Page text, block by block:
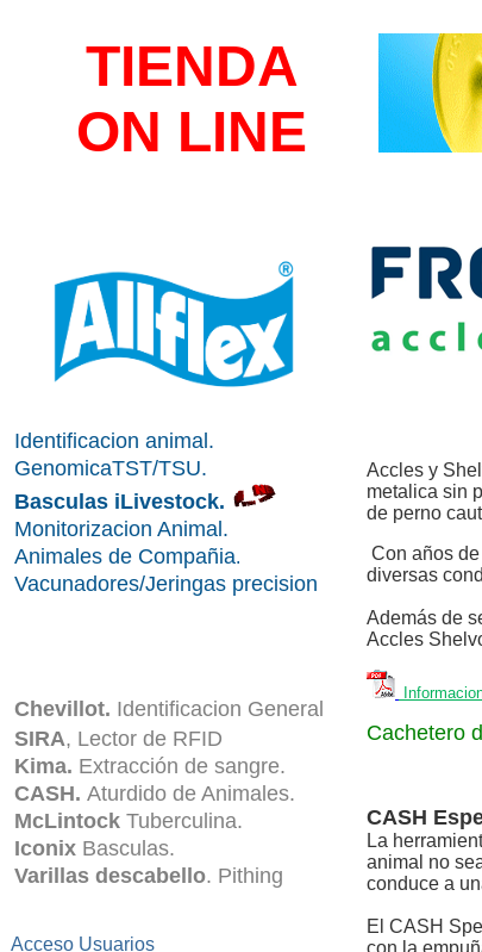
TIENDA
ON LINE
Identificacion animal.
GenomicaTST/TSU.
Basculas iLivestock.
Monitorizacion Animal.
Animales de Compañia.
Vacunadores/Jeringas precision
Chevillot. Identificacion General
SIRA, Lector de RFID
Kima. Extracción de sangre.
CASH. Aturdido de Animales.
McLintock Tuberculina.
Iconix Basculas.
Varillas descabello. Pithing
Acceso Usuarios
Accles y
metalica sin
de perno
Con años
diversas
Además de
Accles
Cachetero
CASH
La
animal no
conduce a
El CASH
con la